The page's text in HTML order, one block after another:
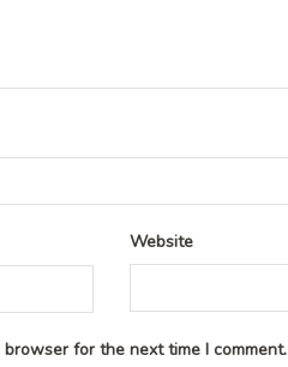
Website
for the next time I comment.